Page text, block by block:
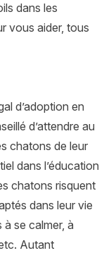
dans les
vous aider, tous
d’adoption en
d’attendre au
chatons de leur
dans l’éducation
chatons risquent
dans leur vie
se calmer, à
Autant